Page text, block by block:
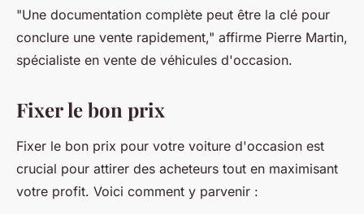
"Une documentation complète peut être la clé pour
conclure une vente rapidement," affirme Pierre Martin,
spécialiste en vente de véhicules d'occasion.
Fixer le bon prix
Fixer le bon prix pour votre voiture d'occasion est
crucial pour attirer des acheteurs tout en maximisant
votre profit. Voici comment y parvenir :